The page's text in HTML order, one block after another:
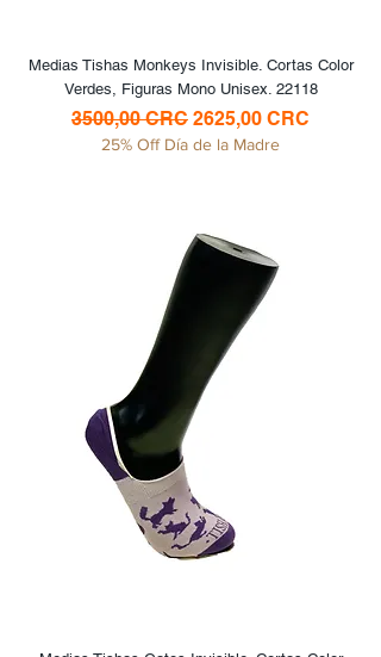
Medias Tishas Monkeys Invisible. Cortas Color
Verdes, Figuras Mono Unisex. 22118
Precio
3500,00 CRC Precio de oferta
2625,00 CRC
25% Off Día de la Madre